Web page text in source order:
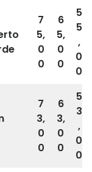
7
5,
0
0
6
5,
0
0
5
5
,
0
0
7
3,
0
0
6
3,
0
0
5
3
,
0
0